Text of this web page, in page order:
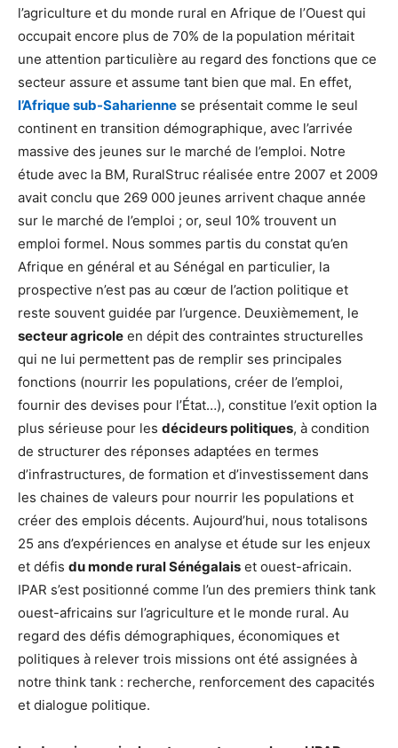
l’agriculture et du monde rural en Afrique de l’Ouest qui
occupait encore plus de 70% de la population méritait
une attention particulière au regard des fonctions que ce
secteur assure et assume tant bien que mal. En effet,
l’Afrique sub-Saharienne se présentait comme le seul
continent en transition démographique, avec l’arrivée
massive des jeunes sur le marché de l’emploi. Notre
étude avec la BM, RuralStruc réalisée entre 2007 et 2009
avait conclu que 269 000 jeunes arrivent chaque année
sur le marché de l’emploi ; or, seul 10% trouvent un
emploi formel. Nous sommes partis du constat qu’en
Afrique en général et au Sénégal en particulier, la
prospective n’est pas au cœur de l’action politique et
reste souvent guidée par l’urgence. Deuxièmement, le
secteur agricole en dépit des contraintes structurelles
qui ne lui permettent pas de remplir ses principales
fonctions (nourrir les populations, créer de l’emploi,
fournir des devises pour l’État…), constitue l’exit option la
plus sérieuse pour les décideurs politiques, à condition
de structurer des réponses adaptées en termes
d’infrastructures, de formation et d’investissement dans
les chaines de valeurs pour nourrir les populations et
créer des emplois décents. Aujourd’hui, nous totalisons
25 ans d’expériences en analyse et étude sur les enjeux
et défis du monde rural Sénégalais et ouest-africain.
IPAR s’est positionné comme l’un des premiers think tank
ouest-africains sur l’agriculture et le monde rural. Au
regard des défis démographiques, économiques et
politiques à relever trois missions ont été assignées à
notre think tank : recherche, renforcement des capacités
et dialogue politique.